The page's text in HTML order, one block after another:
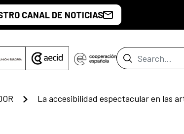
CANAL DE NOTICIAS
Search Bar